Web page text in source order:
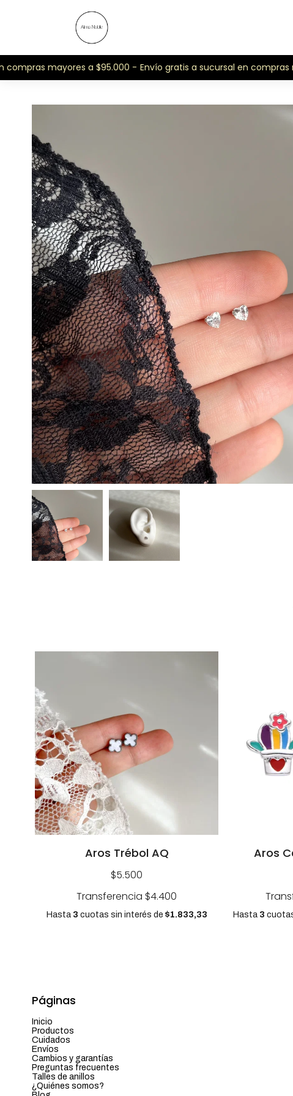
mayores a $95.000 - Envío gratis a sucursal en compras
Aros Trébol AQ
$5.500
Transferencia $4.400
Hasta 3 cuotas sin interés de $1.833,33
Aros
Hasta 3
Páginas
Inicio
Productos
Cuidados
Envíos
Cambios y garantías
Preguntas frecuentes
Talles de anillos
¿Quiénes somos?